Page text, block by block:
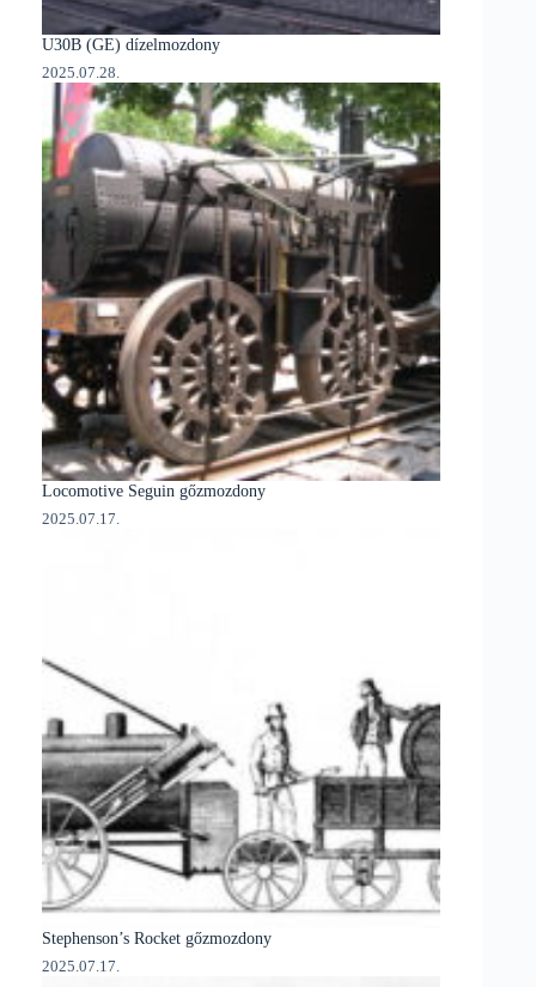
U30B (GE) dízelmozdony
2025.07.28.
Locomotive Seguin gőzmozdony
2025.07.17.
Stephenson’s Rocket gőzmozdony
2025.07.17.